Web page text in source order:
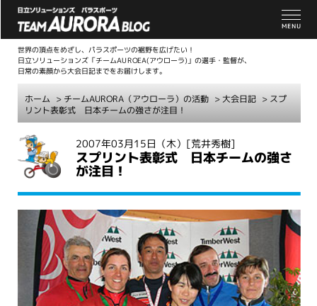
世界の頂点をめざし、パラスポーツの裾野を広げたい！
日立ソリューションズ「チームAUROEA(アウローラ)」の選手・監督が、
日常の素顔から大会日記までをお届けします。
ホーム > チームAURORA（アウローラ）の活動 > 大会日記 > スプ
リント表彰式 日本チームの強さが注目！
2007年03月15日（木） [荒井秀樹]
スプリント表彰式 日本チームの強さ
が注目！